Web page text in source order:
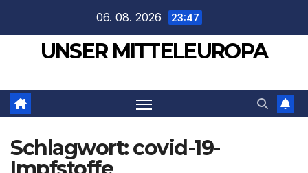
springen
06. 08. 2026 23:47
UNSER MITTELEUROPA
Schlagwort:covid-19-